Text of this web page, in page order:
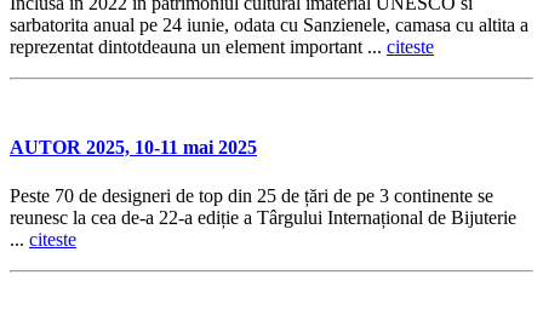
sarbatorita anual pe 24 iunie, odata cu Sanzienele, camasa cu altita a
reprezentat dintotdeauna un element important ... citeste
AUTOR 2025, 10-11 mai 2025
Peste 70 de designeri de top din 25 de țări de pe 3 continente se
reunesc la cea de-a 22-a ediție a Târgului Internațional de Bijuterie
... citeste